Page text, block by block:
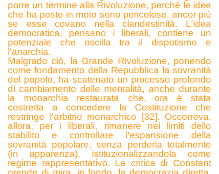
porre un termine alla Rivoluzione, perché le idee
che ha posto in moto sono pericolose, ancor più
se esse covano nella clandestinità. L'idea
democratica, pensano i liberali, contiene un
potenziale che oscilla tra il dispotismo e
l'anarchia.
Malgrado ciò, la Grande Rivoluzione, ponendo
come fondamento della Repubblica la sovranità
del popolo, ha scatenato un processo profondo
di cambiamento delle mentalità, anche durante
la monarchia restaurata che, ora è stata
costretta a concedere la Costituzione che
restringe l'arbitrio monarchico [32]. Occorreva,
allora, per i liberali, rimanere nei limiti dello
stabilito e controllare l'espansione della
sovranità popolare, senza perderla totalmente
(in apparenza), istituzionalizzandola come
regime rappresentativo. La critica di Constant